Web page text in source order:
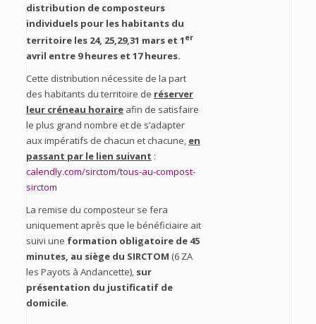
distribution de composteurs
individuels pour les habitants du
territoire les 24, 25,29,31 mars et 1 er
avril entre 9 heures et 17 heures.
Cette distribution nécessite de la part
des habitants du territoire de réserver
leur créneau horaireafin de satisfaire
le plus grand nombre et de s’adapter
aux impératifs de chacun et chacune, en
passant par le lien suivant :
calendly.com/sirctom/tous-au-compost-
sirctom
La remise du composteur se fera
uniquement après que le bénéficiaire ait
suivi une formation obligatoire de 45
minutes, au siège du SIRCTOM (6 ZA
les Payots à Andancette), sur
présentation du justificatif de
domicile.